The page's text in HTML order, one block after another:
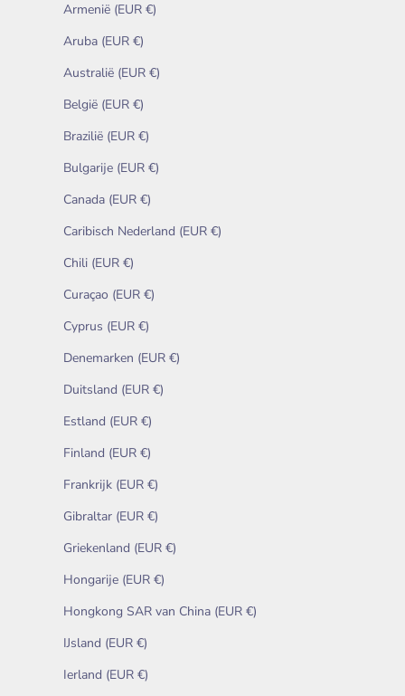
Armenië (EUR €)
Aruba (EUR €)
Australië (EUR €)
België (EUR €)
Brazilië (EUR €)
Bulgarije (EUR €)
Canada (EUR €)
Caribisch Nederland (EUR €)
Chili (EUR €)
Curaçao (EUR €)
Cyprus (EUR €)
Denemarken (EUR €)
Duitsland (EUR €)
Estland (EUR €)
Finland (EUR €)
Frankrijk (EUR €)
Gibraltar (EUR €)
Griekenland (EUR €)
Hongarije (EUR €)
Hongkong SAR van China (EUR €)
IJsland (EUR €)
Ierland (EUR €)